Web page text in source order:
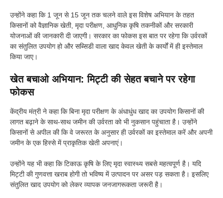
उन्होंने कहा कि 1 जून से 15 जून तक चलने वाले इस विशेष अभियान के तहत
किसानों को वैज्ञानिक खेती, मृदा परीक्षण, आधुनिक कृषि तकनीकों और सरकारी
योजनाओं की जानकारी दी जाएगी। सरकार का फोकस इस बात पर रहेगा कि उर्वरकों
का संतुलित उपयोग हो और सब्सिडी वाला खाद केवल खेती के कार्यों में ही इस्तेमाल
किया जाए।
खेत बचाओ अभियान: मिट्टी की सेहत बचाने पर रहेगा
फोकस
केंद्रीय मंत्री ने कहा कि बिना मृदा परीक्षण के अंधाधुंध खाद का उपयोग किसानों की
लागत बढ़ाने के साथ-साथ जमीन की उर्वरता को भी नुकसान पहुंचाता है। उन्होंने
किसानों से अपील की कि वे जरूरत के अनुसार ही उर्वरकों का इस्तेमाल करें और अपनी
जमीन के एक हिस्से में प्राकृतिक खेती अपनाएं।
उन्होंने यह भी कहा कि टिकाऊ कृषि के लिए मृदा स्वास्थ्य सबसे महत्वपूर्ण है। यदि
मिट्टी की गुणवत्ता खराब होगी तो भविष्य में उत्पादन पर असर पड़ सकता है। इसलिए
संतुलित खाद उपयोग को लेकर व्यापक जनजागरूकता जरूरी है।